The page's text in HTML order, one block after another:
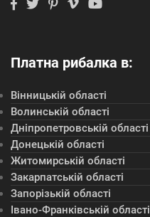
Платна рибалка в:
Вінницькій області
Волинській області
Дніпропетровській області
Донецькій області
Житомирській області
Закарпатській області
Запорізькій області
Івано-Франківській області